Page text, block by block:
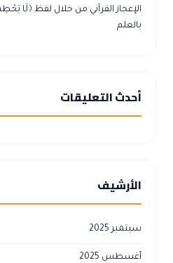
الإعجاز القرآني من خلال لفظ ﴿لَا
بالعلم
أحدث التعليقات
الأرشيف
سبتمبر 2025
أغسطس 2025